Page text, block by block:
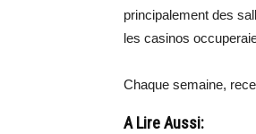
principalement des
les casinos
Chaque semaine,
A Lire Aussi: